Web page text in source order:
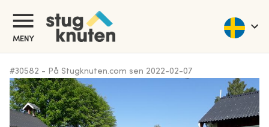
MENY
#30582 - På Stugknuten.com sen 2022-02-07